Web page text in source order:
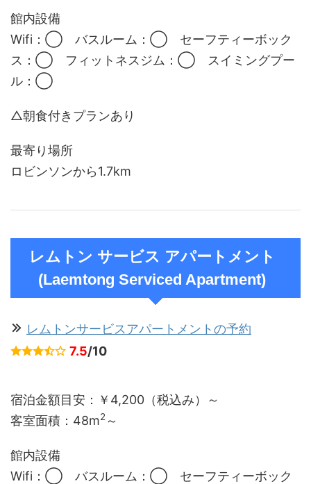
館内設備
Wifi：◯ バスルーム：◯ セーフティーボック
ス：◯ フィットネスジム：◯ スイミングプー
ル：◯
△朝食付きプランあり
最寄り場所
ロビンソンから1.7km
レムトン サービス アパートメント
(Laemtong Serviced Apartment)
レムトンサービスアパートメントの予約
7.5/10
宿泊金額目安：￥4,200（税込み）～
客室面積： 48m2～
館内設備
Wifi：◯ バスルーム：◯ セーフティーボック